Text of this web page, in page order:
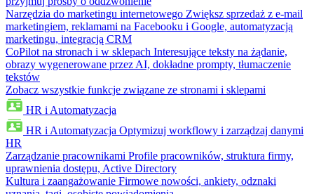
Narzędzia do marketingu internetowego Zwiększ sprzedaż z e-mail
marketingiem, reklamami na Facebooku i Google, automatyzacją
marketingu, integracją CRM
CoPilot na stronach i w sklepach Interesujące teksty na żądanie,
obrazy wygenerowane przez AI, dokładne prompty, tłumaczenie
tekstów
Zobacz wszystkie funkcje związane ze stronami i sklepami
HR i Automatyzacja
HR i Automatyzacja Optymizuj workflowy i zarządzaj danymi
HR
Zarządzanie pracownikami Profile pracowników, struktura firmy,
uprawnienia dostępu, Active Directory
Kultura i zaangażowanie Firmowe nowości, ankiety, odznaki